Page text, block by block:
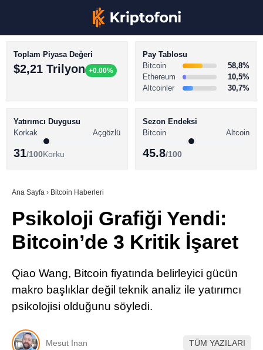
Youtube
TikTok
Pinterest
Telegram
BİTCOİN HABERLERİ
ALTCOİN HABERLERİ
SÖZLÜK
Toplam Piyasa Değeri
$2,21 Trilyon +0.00%
Pay Tablosu
Bitcoin
58,8%
Ethereum
10,5%
Altcoinler
30,7%
Yatırımcı Duygusu
Korkak
Açgözlü
31/100Korku
Sezon Endeksi
Bitcoin
Altcoin
45.8/100
Ana Sayfa › Bitcoin Haberleri
Psikoloji Grafiği Yendi:
Bitcoin’de 3 Kritik İşaret
Qiao Wang, Bitcoin fiyatında belirleyici gücün
makro başlıklar değil teknik analiz ile yatırımcı
psikolojisi olduğunu söyledi.
Mesut İnan TÜM YAZILARI